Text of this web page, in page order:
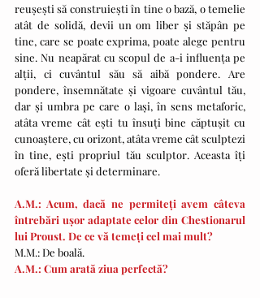
reușești să construiești în tine o bază, o temelie
atât de solidă, devii un om liber și stăpân pe
tine, care se poate exprima, poate alege pentru
sine. Nu neapărat cu scopul de a-i influența pe
alții, ci cuvântul său să aibă pondere. Are
pondere, însemnătate și vigoare cuvântul tău,
dar și umbra pe care o lași, în sens metaforic,
atâta vreme cât ești tu însuți bine căptușit cu
cunoaștere, cu orizont, atâta vreme cât sculptezi
în tine, ești propriul tău sculptor. Aceasta îți
oferă libertate și determinare.
A.M.: Acum, dacă ne permiteți avem câteva
întrebări ușor adaptate celor din Chestionarul
lui Proust. De ce vă temeți cel mai mult?
M.M.: De boală.
A.M.: Cum arată ziua perfectă?